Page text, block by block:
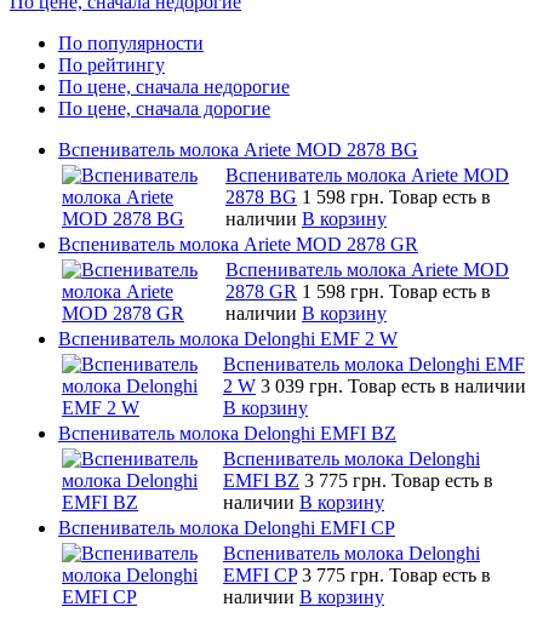
По популярности
По рейтингу
По цене, сначала недорогие
По цене, сначала дорогие
Вспениватель молока Ariete MOD 2878 BG
Вспениватель молока Ariete MOD
2878 BG 1 598 грн. Товар есть в
наличии В корзину
Вспениватель молока Ariete MOD 2878 GR
Вспениватель молока Ariete MOD
2878 GR 1 598 грн. Товар есть в
наличии В корзину
Вспениватель молока Delonghi EMF 2 W
Вспениватель молока Delonghi EMF
2 W 3 039 грн. Товар есть в наличии
В корзину
Вспениватель молока Delonghi EMFI BZ
Вспениватель молока Delonghi
EMFI BZ 3 775 грн. Товар есть в
наличии В корзину
Вспениватель молока Delonghi EMFI CP
Вспениватель молока Delonghi
EMFI CP 3 775 грн. Товар есть в
наличии В корзину